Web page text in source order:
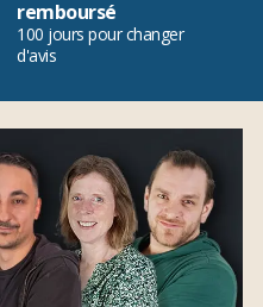
remboursé
100 jours pour changer
d'avis